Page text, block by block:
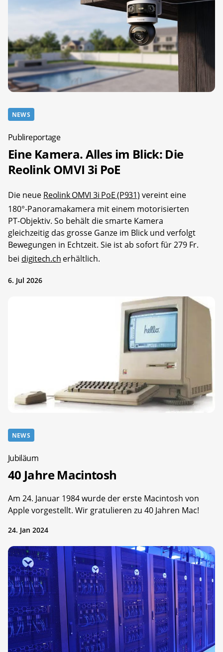
NEWS
Publireportage
Eine Kamera. Alles im Blick: Die
Reolink OMVI 3i PoE
Die neue Reolink OMVI 3i PoE (P931) vereint eine
180°-Panoramakamera mit einem motorisierten
PT-Objektiv. So behält die smarte Kamera
gleichzeitig das grosse Ganze im Blick und verfolgt
Bewegungen in Echtzeit. Sie ist ab sofort für 279 Fr.
bei digitech.ch erhältlich.
6. Jul 2026
NEWS
Jubiläum
40 Jahre Macintosh
Am 24. Januar 1984 wurde der erste Macintosh von
Apple vorgestellt. Wir gratulieren zu 40 Jahren Mac!
24. Jan 2024